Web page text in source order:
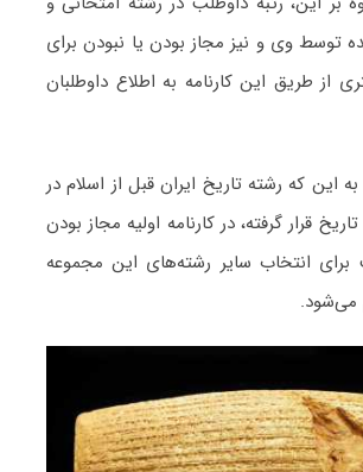
توسط وی و نیز مجاز بودن یا نبودن برای
از طریق این کارنامه به اطلاع داوطلبان
این که رشته تاریخ ایران قبل از اسلام در
قرار گرفته، در کارنامه اولیه مجاز بودن
برای انتخاب سایر رشته‌های این مجموعه
می‌شود.